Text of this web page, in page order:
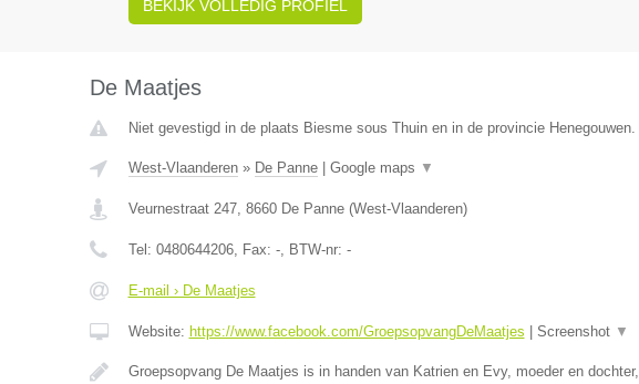
BEKIJK VOLLEDIG PROFIEL
De Maatjes
Niet gevestigd in de plaats Biesme sous Thuin en in de provincie Henegouwen.
West-Vlaanderen» De Panne| Google maps ▼
Veurnestraat 247, 8660 De Panne(West-Vlaanderen)
Tel: 0480644206, Fax: -, BTW-nr: -
E-mail › De Maatjes
Website: https://www.facebook.com/GroepsopvangDeMaatjes Screenshot ▼
Groepsopvang De Maatjes is in handen van Katrien en Evy, moeder en dochter,